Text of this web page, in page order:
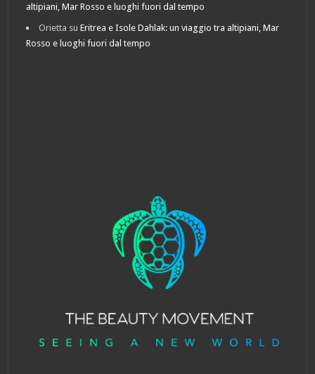
altipiani, Mar Rosso e luoghi fuori dal tempo
Orietta suEritrea e Isole Dahlak: un viaggio tra altipiani, Mar
Rosso e luoghi fuori dal tempo